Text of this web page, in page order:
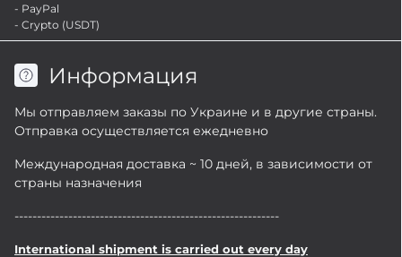
- PayPal
- Crypto (USDT)
Информация
Мы отправляем заказы по Украине и в другие страны.
Отправка осуществляется ежедневно
Международная доставка ~ 10 дней, в зависимости от
страны назначения
-----------------------------------------------------------
International shipment is carried out every day